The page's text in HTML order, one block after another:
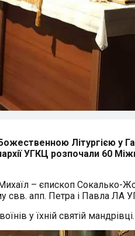
Літургією у
УГКЦ розпочали 60
– єпископ Сокалько-
свв. апп. Пeтра і Павла ЛА
у їхній святій мандрівці.